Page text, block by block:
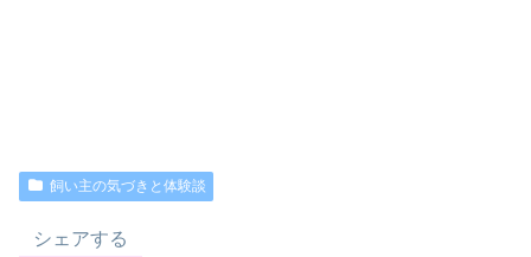
飼い主の気づきと体験談
シェアする